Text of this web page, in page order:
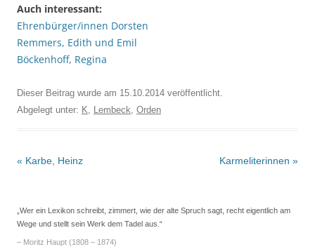
Auch interessant:
Ehrenbürger/innen Dorsten
Remmers, Edith und Emil
Böckenhoff, Regina
Dieser Beitrag wurde am 15.10.2014 veröffentlicht.
Abgelegt unter: K Lembeck Orden
Beitrags-
« Karbe, Heinz Karmeliterinnen »
„Wer ein Lexikon schreibt, zimmert, wie der alte Spruch sagt, recht eigentlich am
Wege und stellt sein Werk dem Tadel aus.“
– Moritz Haupt (1808 – 1874)